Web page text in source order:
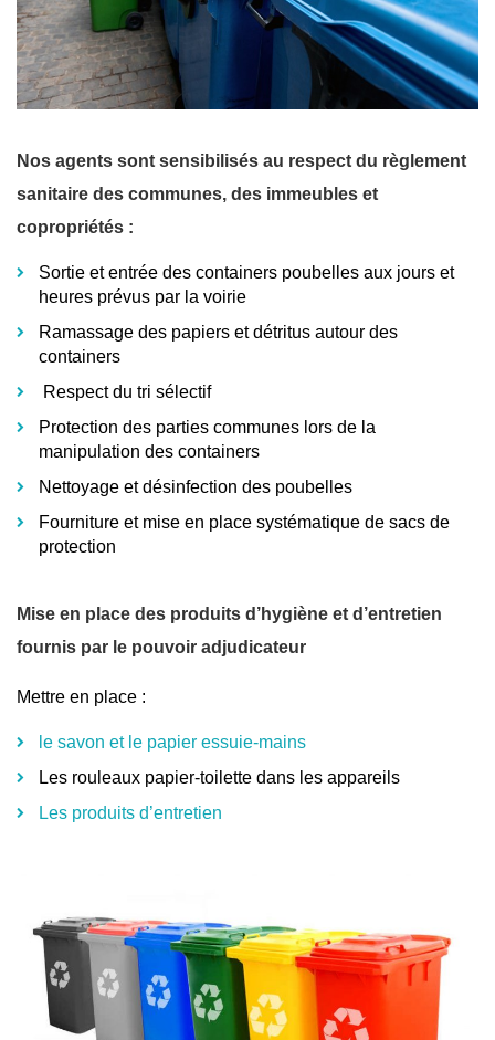
Nos agents sont sensibilisés au respect du règlement
sanitaire des communes, des immeubles et
copropriétés :
Sortie et entrée des containers poubelles aux jours et
heures prévus par la voirie
Ramassage des papiers et détritus autour des
containers
Respect du tri sélectif
Protection des parties communes lors de la
manipulation des containers
Nettoyage et désinfection des poubelles
Fourniture et mise en place systématique de sacs de
protection
Mise en place des produits d’hygiène et d’entretien
fournis par le pouvoir adjudicateur
Mettre en place :
le savon et le papier essuie-mains
Les rouleaux papier-toilette dans les appareils
Les produits d’entretien